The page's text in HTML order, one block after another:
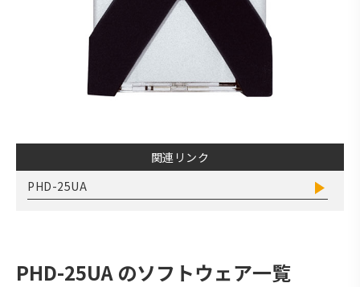
関連リンク
PHD-25UA
PHD-25UA のソフトウェア一覧